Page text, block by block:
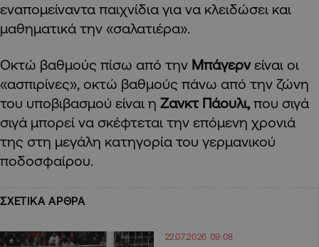
εναπομείναντα παιχνίδια για να κλειδώσει και
μαθηματικά την «σαλατιέρα».
Οκτώ βαθμούς πίσω από την Μπάγερνείναι οι
«ασπιρίνες», οκτώ βαθμούς πάνω από την ζώνη
του υποβιβασμού είναι η Ζανκτ Πάουλι, που σιγά
σιγά μπορεί να σκέφτεται την επόμενη χρονιά
της στη μεγάλη κατηγορία του γερμανικού
ποδοσφαίρου.
ΣΧΕΤΙΚΑ ΑΡΘΡΑ
22.07.2026 09:08